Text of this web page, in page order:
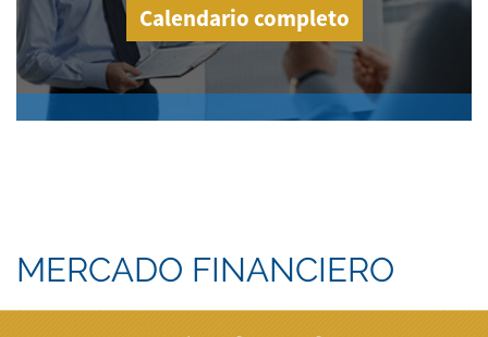
Calendario completo
MERCADO FINANCIERO